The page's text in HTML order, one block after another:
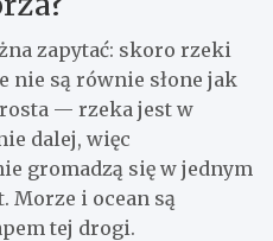
zapytać: skoro rzeki
nie są równie słone jak
— rzeka jest w
dalej, więc
gromadzą się w jednym
Morze i ocean są
tej drogi.